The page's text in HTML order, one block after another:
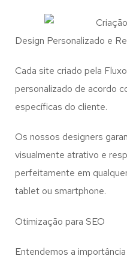
Design Personalizado e
Cada site criado pela
personalizado de acordo
específicas do cliente.
Os nossos designers
visualmente atrativo e
perfeitamente em
tablet ou smartphone.
Otimização para SEO
Entendemos a